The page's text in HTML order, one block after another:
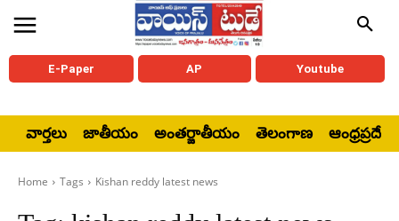
E-Paper AP Youtube
వార్తలు జాతీయం అంతర్జాతీయం తెలంగాణ ఆంధ్రప్రదేశ్
Home Tags Kishan reddy latest news